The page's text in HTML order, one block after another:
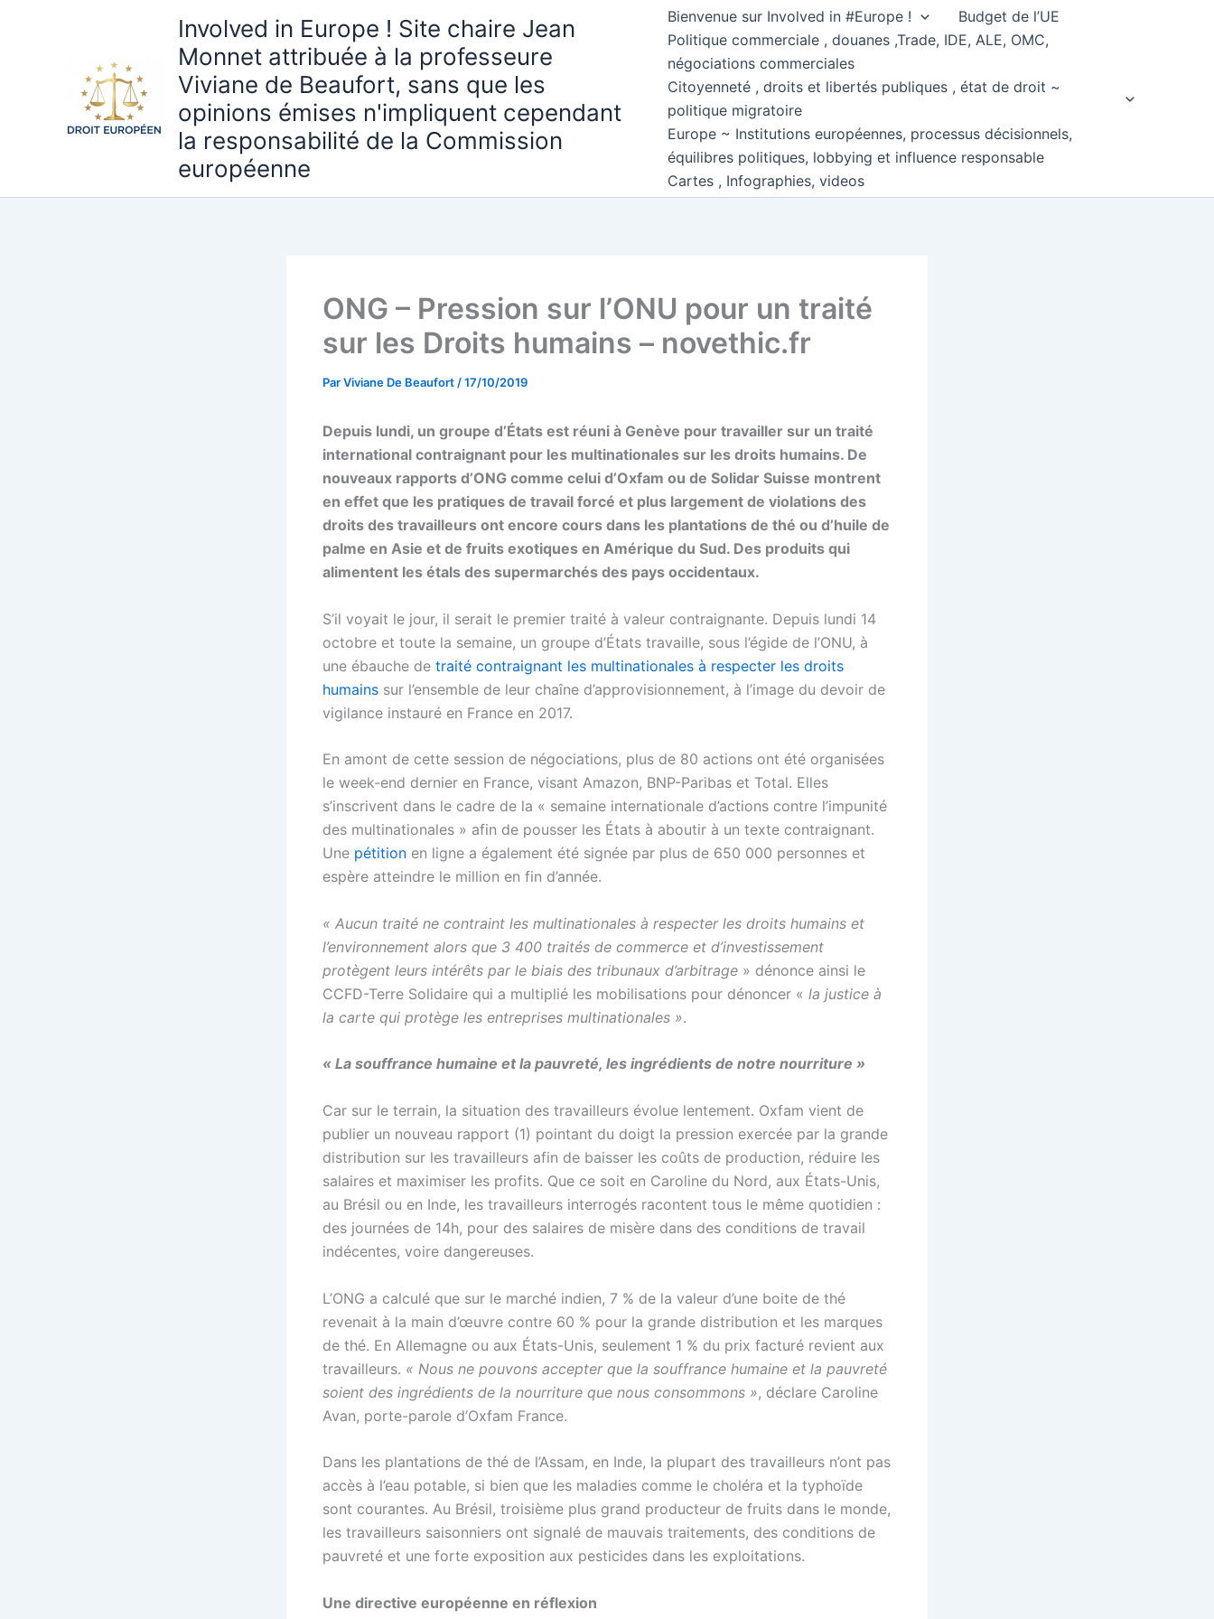
Involved in Europe ! Site chaire Jean
Monnet attribuée à la professeure
Viviane de Beaufort, sans que les
opinions émises n'impliquent cependant
la responsabilité de la Commission
européenne
Bienvenue sur Involved in #Europe !
Budget de l’UE
Politique commerciale , douanes ,Trade, IDE, ALE, OMC,
négociations commerciales
Citoyenneté , droits et libertés publiques , état de droit ~
politique migratoire
Europe ~ Institutions européennes, processus décisionnels,
équilibres politiques, lobbying et influence responsable
Cartes , Infographies, videos
ONG – Pression sur l’ONU pour un traité
sur les Droits humains – novethic.fr
ParViviane De Beaufort /17/10/2019
Depuis lundi, un groupe d’États est réuni à Genève pour travailler sur un traité
international contraignant pour les multinationales sur les droits humains. De
nouveaux rapports d’ONG comme celui d’Oxfam ou de Solidar Suisse montrent
en effet que les pratiques de travail forcé et plus largement de violations des
droits des travailleurs ont encore cours dans les plantations de thé ou d’huile de
palme en Asie et de fruits exotiques en Amérique du Sud. Des produits qui
alimentent les étals des supermarchés des pays occidentaux.
S’il voyait le jour, il serait le premier traité à valeur contraignante. Depuis lundi 14
octobre et toute la semaine, un groupe d’États travaille, sous l’égide de l’ONU, à
une ébauche de traité contraignant les multinationales à respecter les droits
humains sur l’ensemble de leur chaîne d’approvisionnement, à l’image du devoir de
vigilance instauré en France en 2017.
En amont de cette session de négociations, plus de 80 actions ont été organisées
le week-end dernier en France, visant Amazon, BNP-Paribas et Total. Elles
s’inscrivent dans le cadre de la « semaine internationale d’actions contre l’impunité
des multinationales » afin de pousser les États à aboutir à un texte contraignant.
Une pétition en ligne a également été signée par plus de 650 000 personnes et
espère atteindre le million en fin d’année.
« Aucun traité ne contraint les multinationales à respecter les droits humains et
l’environnement alors que 3 400 traités de commerce et d’investissement
protègent leurs intérêts par le biais des tribunaux d’arbitrage » dénonce ainsi le
CCFD-Terre Solidaire qui a multiplié les mobilisations pour dénoncer « la justice à
la carte qui protège les entreprises multinationales ».
« La souffrance humaine et la pauvreté, les ingrédients de notre nourriture »
Car sur le terrain, la situation des travailleurs évolue lentement. Oxfam vient de
publier un nouveau rapport (1) pointant du doigt la pression exercée par la grande
distribution sur les travailleurs afin de baisser les coûts de production, réduire les
salaires et maximiser les profits. Que ce soit en Caroline du Nord, aux États-Unis,
au Brésil ou en Inde, les travailleurs interrogés racontent tous le même quotidien :
des journées de 14h, pour des salaires de misère dans des conditions de travail
indécentes, voire dangereuses.
L’ONG a calculé que sur le marché indien, 7 % de la valeur d’une boite de thé
revenait à la main d’œuvre contre 60 % pour la grande distribution et les marques
de thé. En Allemagne ou aux États-Unis, seulement 1 % du prix facturé revient aux
travailleurs. « Nous ne pouvons accepter que la souffrance humaine et la pauvreté
soient des ingrédients de la nourriture que nous consommons », déclare Caroline
Avan, porte-parole d’Oxfam France.
Dans les plantations de thé de l’Assam, en Inde, la plupart des travailleurs n’ont pas
accès à l’eau potable, si bien que les maladies comme le choléra et la typhoïde
sont courantes. Au Brésil, troisième plus grand producteur de fruits dans le monde,
les travailleurs saisonniers ont signalé de mauvais traitements, des conditions de
pauvreté et une forte exposition aux pesticides dans les exploitations.
Une directive européenne en réflexion